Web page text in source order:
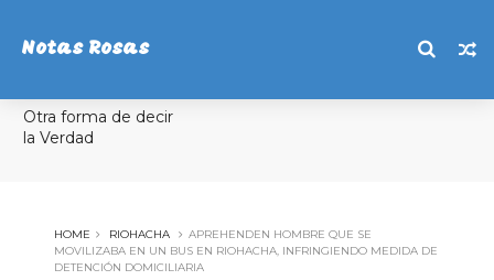
Notas Rosas
Otra forma de decir
la Verdad
HOME RIOHACHA
APREHENDEN HOMBRE QUE SE
MOVILIZABA EN UN BUS EN RIOHACHA, INFRINGIENDO MEDIDA DE
DETENCIÓN DOMICILIARIA